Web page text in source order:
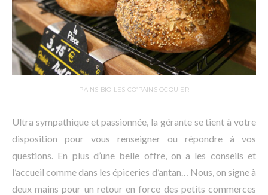
PAINS BIO LES CO’PAINS OCQUIER
Ultra sympathique et passionnée, la gérante se tient à votre
disposition pour vous renseigner ou répondre à vos
questions. En plus d’une belle offre, on a les conseils et
l’accueil comme dans les épiceries d’antan… Nous, on signe à
deux mains pour un retour en force des petits commerces